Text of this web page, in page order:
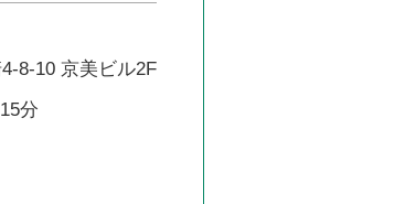
8-10 京美ビル2F
分